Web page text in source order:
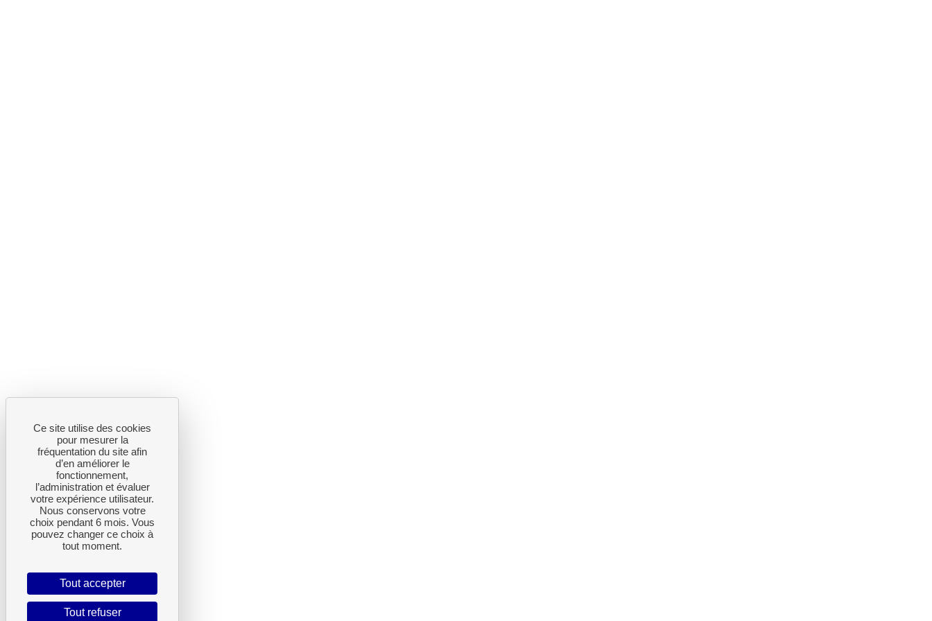
Ce site utilise des cookies
pour mesurer la
fréquentation du site afin
d’en améliorer le
fonctionnement,
l’administration et évaluer
votre expérience utilisateur.
Nous conservons votre
choix pendant 6 mois. Vous
pouvez changer ce choix à
tout moment.
Tout accepter
Tout refuser